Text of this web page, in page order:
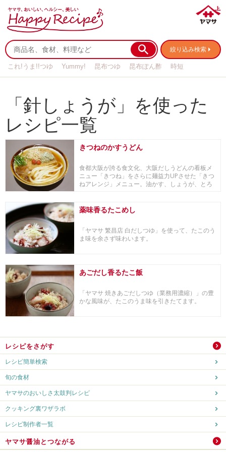
絞り込み検索
これ!うま!!つゆ Yummy! 昆布つゆ 昆布ぽん酢
時短
「針しょうが」を使った
レシピ一覧
きつねのかすうどん
食都大阪が誇る食文化、大阪だしうどんの看板メ
ニュー「きつね」をさらに麺益力UPさせた「きつ
ねアレンジ」メニュー。油かす、しょうが、とろ
薬味香るたこめし
「ヤマサ 繁昌店 白だしつゆ」を使って、たこのう
ま味を余さず味わいます。
あごだし香るたこ飯
「ヤマサ 焼きあごだしつゆ（業務用濃縮）」の豊
かな風味が、たこのうま味を引きたてます。
レシピをさがす
レシピ簡単検索
旬の食材
ヤマサのおいしさ太鼓判レシピ
クッキング裏ワザラボ
レシピ制作者一覧
ヤマサ醤油とつながる